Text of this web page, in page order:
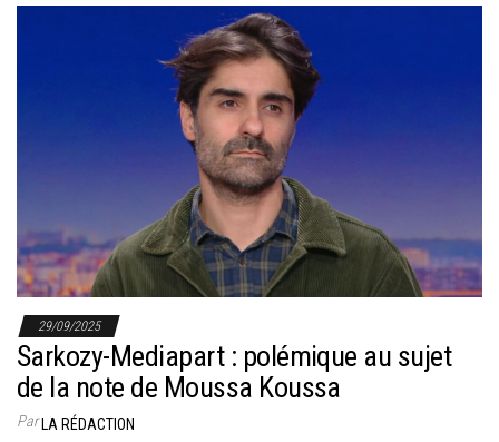
29/09/2025
Sarkozy-Mediapart : polémique au sujet
de la note de Moussa Koussa
ParLA RÉDACTION